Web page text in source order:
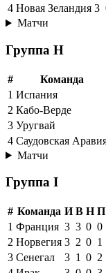
4 Новая Зеландия 3
Матчи
Группа H
# Команда
1 Испания
2 Кабо-Верде
3 Уругвай
4 Саудовская
Матчи
Группа I
# Команда И В Н П
1 Франция 3 3 0 0
2 Норвегия 3 2 0 1
3 Сенегал 3 1 0 2